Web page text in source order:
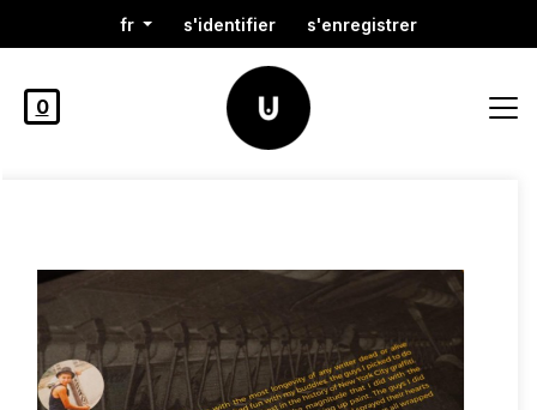
fr s'identifier s'enregistrer
0